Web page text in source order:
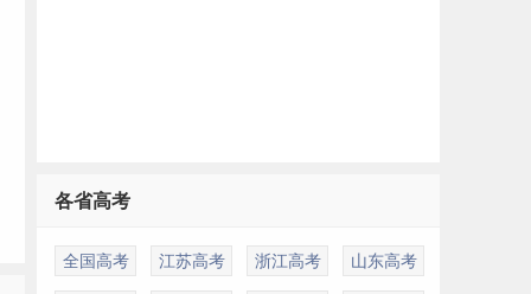
各省高考
全国高考 江苏高考 浙江高考 山东高考